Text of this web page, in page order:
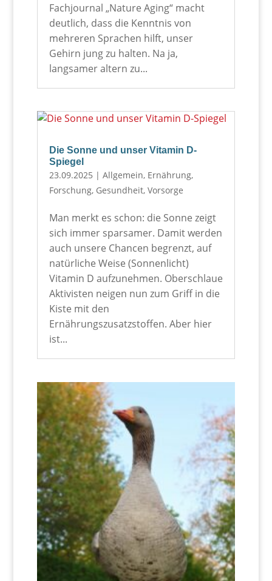
Fachjournal „Nature Aging“ macht
deutlich, dass die Kenntnis von
mehreren Sprachen hilft, unser
Gehirn jung zu halten. Na ja,
langsamer altern zu...
Die Sonne und unser Vitamin D-
Spiegel
23.09.2025 | Allgemein, Ernährung,
Forschung, Gesundheit, Vorsorge
Man merkt es schon: die Sonne zeigt
sich immer sparsamer. Damit werden
auch unsere Chancen begrenzt, auf
natürliche Weise (Sonnenlicht)
Vitamin D aufzunehmen. Oberschlaue
Aktivisten neigen nun zum Griff in die
Kiste mit den
Ernährungszusatzstoffen. Aber hier
ist...